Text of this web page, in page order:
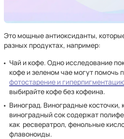
Это мощные антиоксиданты,
разных продуктах, например:
Чай и кофе. Одно исследование
кофе и зеленом чае могут помочь
фотостарение и
выбирайте кофе без кофеина.
Виноград. Виноградные косточки,
виноградный сок содержат
как ресвератрол, фенольные
флавоноиды.